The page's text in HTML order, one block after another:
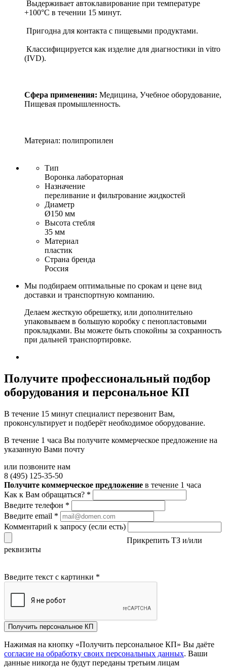
Выдерживает автоклавирование при температуре
+100°С в течении 15 минут.
Пригодна для контакта с пищевыми продуктами.
Классифицируется как изделие для диагностики in vitro
(IVD).
Сфера применения: Медицина, Учебное оборудование,
Пищевая промышленность.
Материал: полипропилен
Тип
Воронка лабораторная
Назначение
переливание и фильтрование жидкостей
Диаметр
Ø150 мм
Высота стебля
35 мм
Материал
пластик
Страна бренда
Россия
Мы подбираем оптимальные по срокам и цене вид
доставки и транспортную компанию.
Делаем жесткую обрешетку, или дополнительно
упаковываем в большую коробку с пенопластовыми
прокладками. Вы можете быть спокойны за сохранность
при дальней транспортировке.
Получите профессиональный подбор
оборудования и персональное КП
В течение 15 минут специалист перезвонит Вам,
проконсультирует и подберёт необходимое оборудование.
В течение 1 часа Вы получите коммерческое предложение на
указанную Вами почту
или позвоните нам
8 (495) 125-35-50
Получите коммерческое предложение в течение 1 часа
Как к Вам обращаться? *
Введите телефон *
Введите email *
Комментарий к запросу (если есть)
Прикрепить ТЗ и/или
реквизиты
Введите текст с картинки *
Получить персональное КП
Нажимая на кнопку «Получить персональное КП» Вы даёте
согласие на обработку своих персональных данных. Ваши
данные никогда не будут переданы третьим лицам